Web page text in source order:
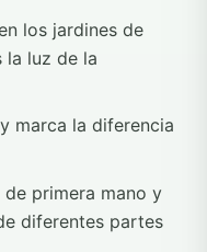
los jardines de
la luz de la
marca la diferencia
primera mano y
diferentes partes